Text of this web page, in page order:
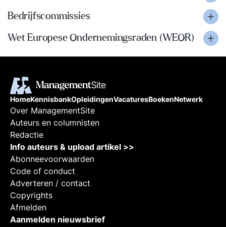
Bedrijfscommissies
Wet Europese Ondernemingsraden (WEOR)
HomeKennisbankOpleidingenVacaturesBoekenNetwerk
Over ManagementSite
Auteurs en columnisten
Redactie
Info auteurs & upload artikel >>
Abonneevoorwaarden
Code of conduct
Adverteren / contact
Copyrights
Afmelden
Aanmelden nieuwsbrief